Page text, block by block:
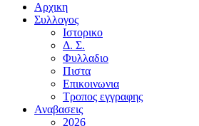
Αρχικη
Συλλογος
Ιστορικο
Δ. Σ.
Φυλλαδιο
Πιστα
Επικοινωνια
Τροπος εγγραφης
Αναβασεις
2026